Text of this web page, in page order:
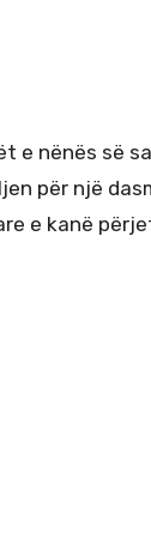
e nënës së
për një
e kanë